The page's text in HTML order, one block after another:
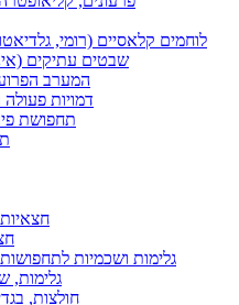
לוחמים קלאסיים (רומי,
שבטים עתיקים
המערב
דמויות פעולה
תחפושת
גלימות ושכמיות
גלימות,
חולצות,